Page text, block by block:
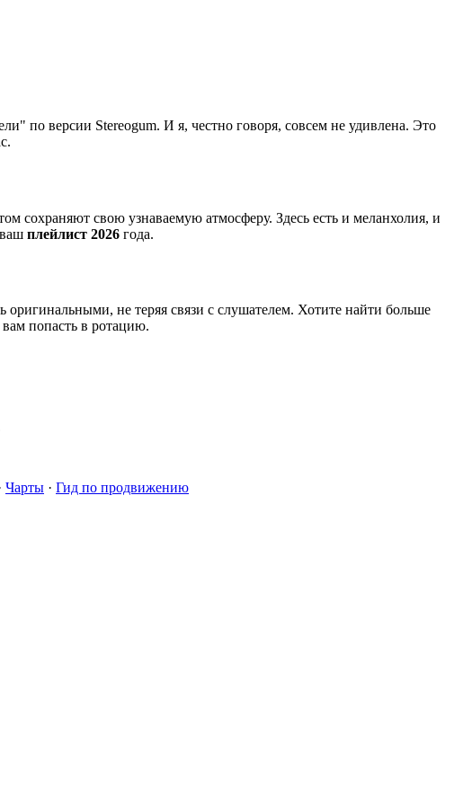
по версии Stereogum. И я, честно говоря, совсем не удивлена. Это
сохраняют свою узнаваемую атмосферу. Здесь есть и меланхолия, и
плейлист 2026 года.
не теряя связи с слушателем. Хотите найти больше
попасть в ротацию.
Чарты · Гид по продвижению